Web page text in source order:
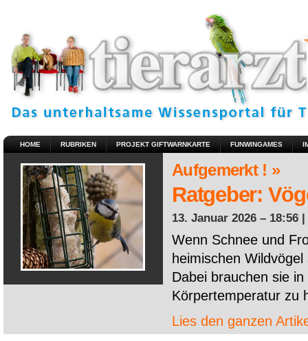
HOME RUBRIKEN PROJEKT GIFTWARNKARTE FUNWINGAMES
Aufgemerkt ! »
Ratgeber:
13. Januar 2026 – 18:56 |
Wenn Schnee und
heimischen
Dabei brauchen sie
Körpertemperatur zu
Lies den ganzen